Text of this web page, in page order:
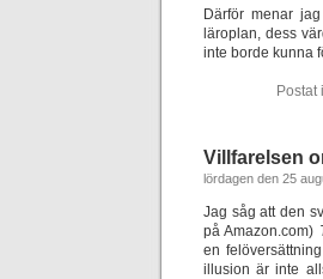
Därför menar
läroplan, dess
inte borde kunna
Postat i
Villfarelsen
lördagen den 25
Jag såg att den
på Amazon.com)
en
illusion är inte